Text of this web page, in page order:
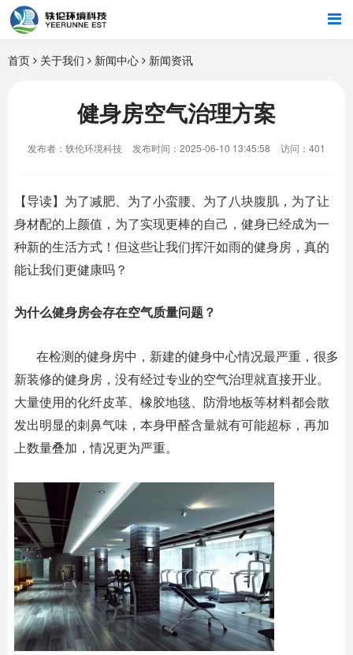
首页
智能硬件
关于我们
首页 关于我们 新闻中心 新闻资讯
健身房空气治理方案
发布者：轶伦环境科技 发布时间：2025-06-10 13:45:58 访问：401
【导读】为了减肥、为了小蛮腰、为了八块腹肌，为了让
身材配的上颜值，为了实现更棒的自己，健身已经成为一
种新的生活方式！但这些让我们挥汗如雨的健身房，真的
能让我们更健康吗？
为什么健身房会存在空气质量问题？
在检测的健身房中，新建的健身中心情况最严重，很多
新装修的健身房，没有经过专业的空气治理就直接开业。
大量使用的化纤皮革、橡胶地毯、防滑地板等材料都会散
发出明显的刺鼻气味，本身甲醛含量就有可能超标，再加
上数量叠加，情况更为严重。